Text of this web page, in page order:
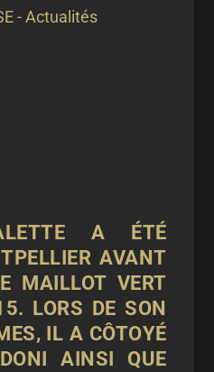
- Actualités
A ÉTÉ
AVANT
MAILLOT VERT
LORS DE SON
IL A CÔTOYÉ
AINSI QUE